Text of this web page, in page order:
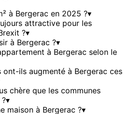
à Bergerac en 2025 ?▾
attractive pour les
?▾
à Bergerac ?▾
à Bergerac selon le
ils augmenté à Bergerac ces
chère que les communes
▾
maison à Bergerac ?▾